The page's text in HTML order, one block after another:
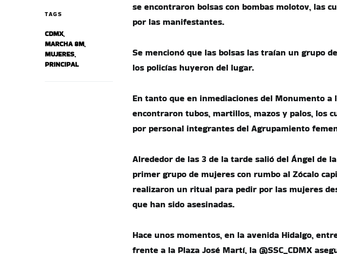
TAGS
CDMX,
MARCHA 8M,
MUJERES,
PRINCIPAL
se encontraron bolsas con bombas molotov, las
por las manifestantes.
Se mencionó que las bolsas las traían un grupo
los policías huyeron del lugar.
En tanto que en inmediaciones del Monumento a
encontraron tubos, martillos, mazos y palos, los
por personal integrantes del Agrupamiento
Alrededor de las 3 de la tarde salió del Ángel de
primer grupo de mujeres con rumbo al Zócalo
realizaron un ritual para pedir por las mujeres
que han sido asesinadas.
Hace unos momentos, en la avenida Hidalgo,
frente a la Plaza José Martí, la @SSC_CDMX